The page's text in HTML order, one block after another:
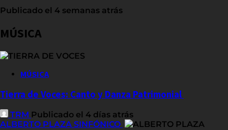
Publicado el 4 semanas atrás
MÚSICA
MÚSICA
Tierra de Voces: Canto y Danza Patrimonial
TRM Publicado el 4 días atrás
ALBERTO PLAZA SINFÓNICO